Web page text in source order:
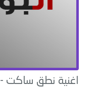
اغنية نطق ساكت -